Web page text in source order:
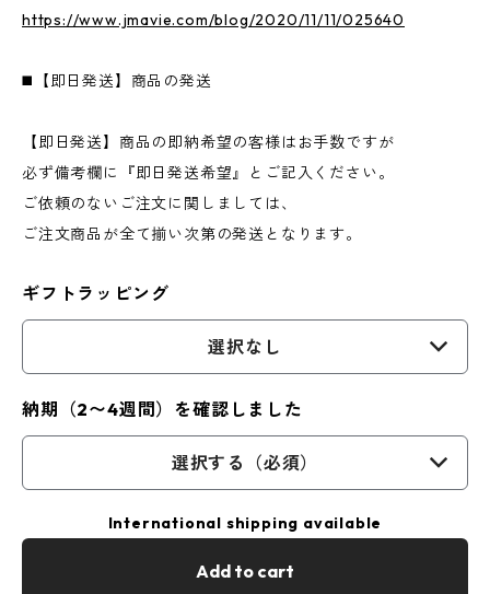
https://www.jmavie.com/blog/2020/11/11/025640
◼️【即日発送】商品の発送
【即日発送】商品の即納希望の客様はお手数ですが
必ず備考欄に『即日発送希望』とご記入ください。
ご依頼のないご注文に関しましては、
ご注文商品が全て揃い次第の発送となります。
ギフトラッピング
選択なし
納期（2〜4週間）を確認しました
選択する（必須）
International shipping available
Add to cart